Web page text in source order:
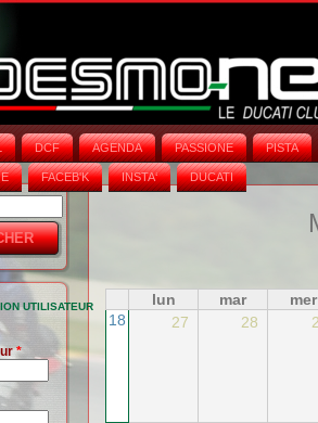
DCF AGENDA PASSIONE PISTA
FACEB'K INSTA‘ DUCATI
UTILISATEUR
*
lun mar
mer
18
27 28